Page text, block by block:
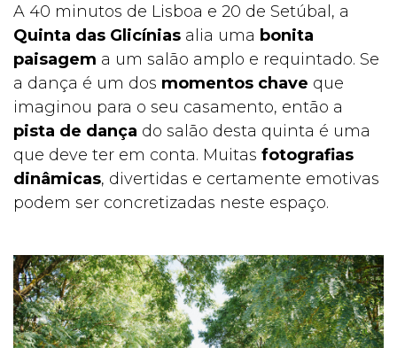
A 40 minutos de Lisboa e 20 de Setúbal, a
Quinta das Glicínias alia uma bonita
paisagem a um salão amplo e requintado. Se
a dança é um dos momentos chave que
imaginou para o seu casamento, então a
pista de dança do salão desta quinta é uma
que deve ter em conta. Muitas fotografias
dinâmicas, divertidas e certamente emotivas
podem ser concretizadas neste espaço.